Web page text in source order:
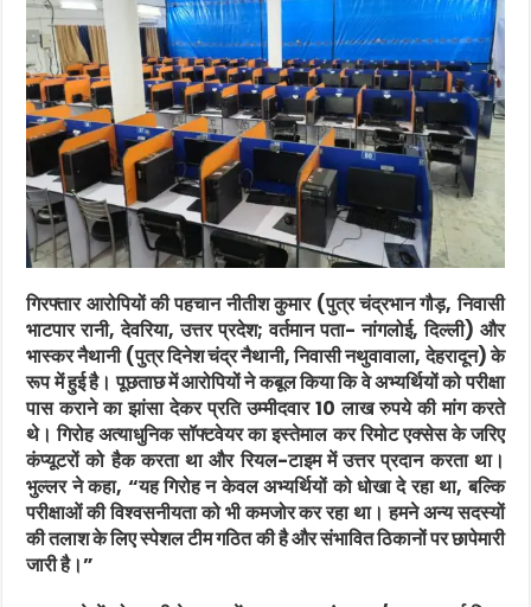
गिरफ्तार आरोपियों की पहचान नीतीश कुमार (पुत्र चंद्रभान गौड़, निवासी
भाटपार रानी, देवरिया, उत्तर प्रदेश; वर्तमान पता- नांगलोई, दिल्ली) और
भास्कर नैथानी (पुत्र दिनेश चंद्र नैथानी, निवासी नथुवावाला, देहरादून) के
रूप में हुई है। पूछताछ में आरोपियों ने कबूल किया कि वे अभ्यर्थियों को परीक्षा
पास कराने का झांसा देकर प्रति उम्मीदवार 10 लाख रुपये की मांग करते
थे। गिरोह अत्याधुनिक सॉफ्टवेयर का इस्तेमाल कर रिमोट एक्सेस के जरिए
कंप्यूटरों को हैक करता था और रियल-टाइम में उत्तर प्रदान करता था।
भुल्लर ने कहा, “यह गिरोह न केवल अभ्यर्थियों को धोखा दे रहा था, बल्कि
परीक्षाओं की विश्वसनीयता को भी कमजोर कर रहा था। हमने अन्य सदस्यों
की तलाश के लिए स्पेशल टीम गठित की है और संभावित ठिकानों पर छापेमारी
जारी है।”